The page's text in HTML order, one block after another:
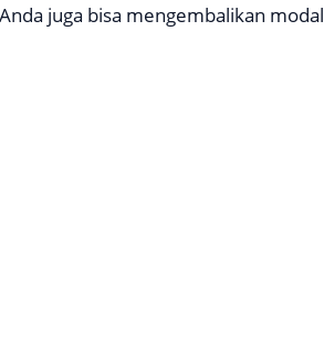
juga bisa mengembalikan modal